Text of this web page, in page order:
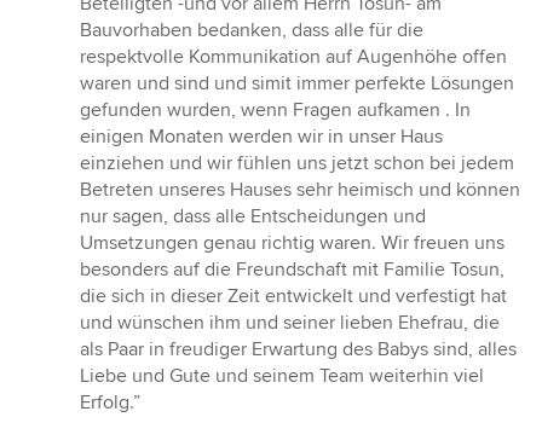
Bauvorhaben bedanken, dass alle für die
respektvolle Kommunikation auf Augenhöhe offen
waren und sind und simit immer perfekte Lösungen
gefunden wurden, wenn Fragen aufkamen . In
einigen Monaten werden wir in unser Haus
einziehen und wir fühlen uns jetzt schon bei jedem
Betreten unseres Hauses sehr heimisch und können
nur sagen, dass alle Entscheidungen und
Umsetzungen genau richtig waren. Wir freuen uns
besonders auf die Freundschaft mit Familie Tosun,
die sich in dieser Zeit entwickelt und verfestigt hat
und wünschen ihm und seiner lieben Ehefrau, die
als Paar in freudiger Erwartung des Babys sind, alles
Liebe und Gute und seinem Team weiterhin viel
Erfolg.”